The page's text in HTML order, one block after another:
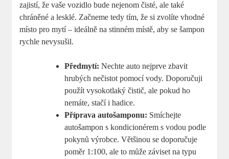
zajistí, že vaše vozidlo bude nejenom čisté, ale také
chráněné a lesklé. Začneme tedy tím, že si zvolíte vhodné
místo pro mytí – ideálně na stinném místě, aby se šampon
rychle nevysušil.
Předmytí: Nechte auto nejprve zbavit
hrubých nečistot pomocí vody. Doporučuji
použít vysokotlaký čistič, ale pokud ho
nemáte, stačí i hadice.
Příprava autošamponu: Smíchejte
autošampon s kondicionérem s vodou podle
pokynů výrobce. Většinou se doporučuje
poměr 1:100, ale to může záviset na typu